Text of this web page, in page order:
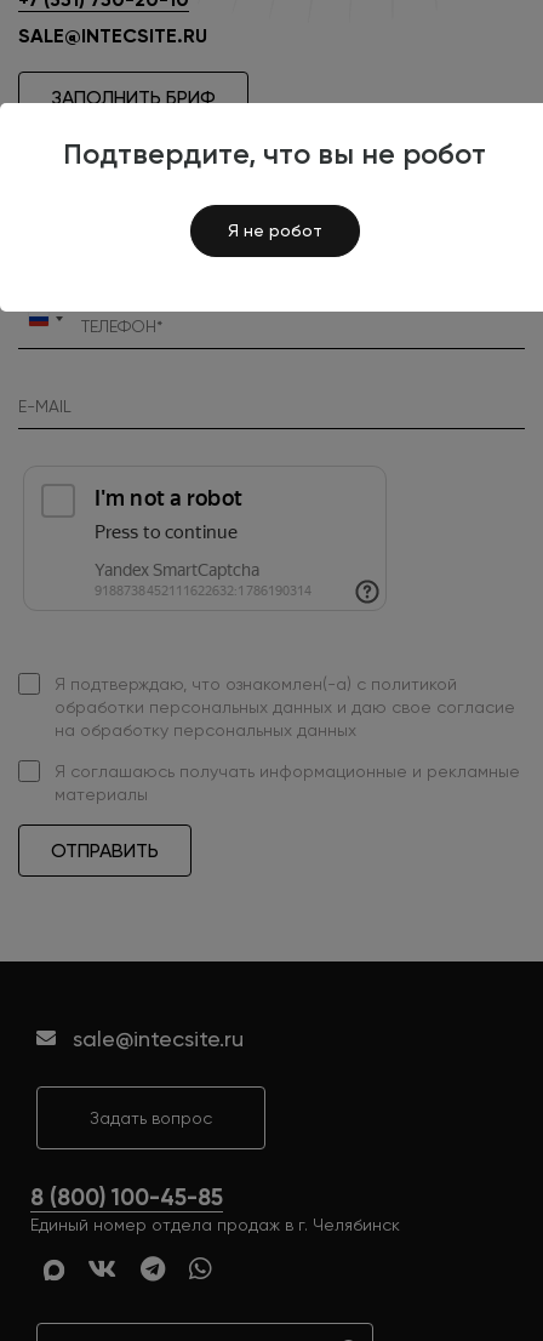
Подтвердите, что вы не робот
Я не робот
SALE@INTECSITE.RU
ЗАПОЛНИТЬ БРИФ
Россия
Я подтверждаю, что ознакомлен(-а) с политикой
обработки персональных данных и даю свое согласие
на обработку персональных данных
Я соглашаюсь получать информационные и рекламные
материалы
ОТПРАВИТЬ
sale@intecsite.ru
Задать вопрос
8 (800) 100-45-85
Единый номер отдела продаж в г. Челябинск